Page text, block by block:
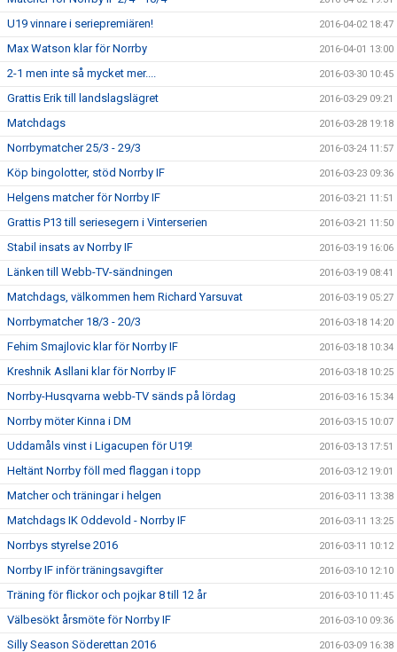
U19 vinnare i seriepremiären! 2016-04-02 18:47
Max Watson klar för Norrby 2016-04-01 13:00
2-1 men inte så mycket mer.... 2016-03-30 10:45
Grattis Erik till landslagslägret 2016-03-29 09:21
Matchdags 2016-03-28 19:18
Norrbymatcher 25/3 - 29/3 2016-03-24 11:57
Köp bingolotter, stöd Norrby IF 2016-03-23 09:36
Helgens matcher för Norrby IF 2016-03-21 11:51
Grattis P13 till seriesegern i Vinterserien 2016-03-21 11:50
Stabil insats av Norrby IF 2016-03-19 16:06
Länken till Webb-TV-sändningen 2016-03-19 08:41
Matchdags, välkommen hem Richard Yarsuvat 2016-03-19 05:27
Norrbymatcher 18/3 - 20/3 2016-03-18 14:20
Fehim Smajlovic klar för Norrby IF 2016-03-18 10:34
Kreshnik Asllani klar för Norrby IF 2016-03-18 10:25
Norrby-Husqvarna webb-TV sänds på lördag 2016-03-16 15:34
Norrby möter Kinna i DM 2016-03-15 10:07
Uddamåls vinst i Ligacupen för U19! 2016-03-13 17:51
Heltänt Norrby föll med flaggan i topp 2016-03-12 19:01
Matcher och träningar i helgen 2016-03-11 13:38
Matchdags IK Oddevold - Norrby IF 2016-03-11 13:25
Norrbys styrelse 2016 2016-03-11 10:12
Norrby IF inför träningsavgifter 2016-03-10 12:10
Träning för flickor och pojkar 8 till 12 år 2016-03-10 11:45
Välbesökt årsmöte för Norrby IF 2016-03-10 09:36
Silly Season Söderettan 2016 2016-03-09 16:38